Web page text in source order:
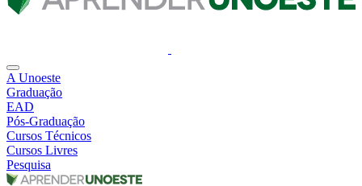
A Unoeste
Graduação
EAD
Pós-Graduação
Cursos Técnicos
Cursos Livres
Pesquisa